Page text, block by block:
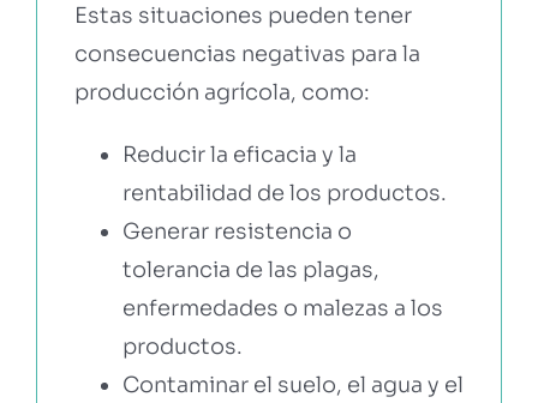
Estas situaciones pueden tener
consecuencias negativas para la
producción agrícola, como:
Reducir la eficacia y la
rentabilidad de los productos.
Generar resistencia o
tolerancia de las plagas,
enfermedades o malezas a los
productos.
Contaminar el suelo, el agua y el